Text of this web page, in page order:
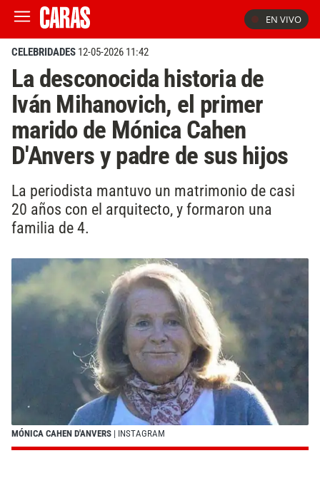
EN VIVO
CELEBRIDADES 12-05-2026 11:42
La desconocida historia de
Iván Mihanovich, el primer
marido de Mónica Cahen
D'Anvers y padre de sus hijos
La periodista mantuvo un matrimonio de casi
20 años con el arquitecto, y formaron una
familia de 4.
MÓNICA CAHEN D'ANVERS | INSTAGRAM